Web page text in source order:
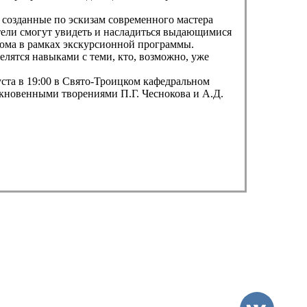
по эскизам современного мастера
смогут увидеть и насладиться выдающимися
в рамках экскурсионной программы.
навыками с теми, кто, возможно, уже
в 19:00 в Свято-Троицком кафедральном
творениями П.Г. Чеснокова и А.Д.